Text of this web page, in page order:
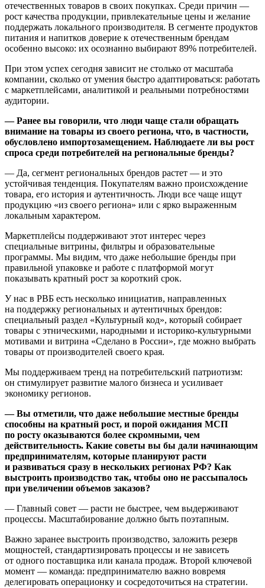
отечественных товаров в своих покупках. Среди причин —
рост качества продукции, привлекательные цены и желание
поддержать локального производителя. В сегменте продуктов
питания и напитков доверие к отечественным брендам
особенно высоко: их осознанно выбирают 89% потребителей.
При этом успех сегодня зависит не столько от масштаба
компании, сколько от умения быстро адаптироваться: работать
с маркетплейсами, аналитикой и реальными потребностями
аудитории.
— Ранее вы говорили, что люди чаще стали обращать
внимание на товары из своего региона, что, в частности,
обусловлено импортозамещением. Наблюдаете ли вы рост
спроса среди потребителей на региональные бренды?
— Да, сегмент региональных брендов растет — и это
устойчивая тенденция. Покупателям важно происхождение
товара, его история и аутентичность. Люди все чаще ищут
продукцию «из своего региона» или с ярко выраженным
локальным характером.
Маркетплейсы поддерживают этот интерес через
специальные витрины, фильтры и образовательные
программы. Мы видим, что даже небольшие бренды при
правильной упаковке и работе с платформой могут
показывать кратный рост за короткий срок.
У нас в РВБ есть несколько инициатив, направленных
на поддержку региональных и аутентичных брендов:
специальный раздел «Культурный код», который собирает
товары с этническими, народными и историко-культурными
мотивами и витрина «Сделано в России», где можно выбрать
товары от производителей своего края.
Мы поддерживаем тренд на потребительский патриотизм:
он стимулирует развитие малого бизнеса и усиливает
экономику регионов.
— Вы отметили, что даже небольшие местные бренды
способны на кратный рост, и порой ожидания МСП
по росту оказываются более скромными, чем
действительность. Какие советы вы бы дали начинающим
предпринимателям, которые планируют расти
и развиваться сразу в нескольких регионах РФ? Как
выстроить производство так, чтобы оно не рассыпалось
при увеличении объемов заказов?
— Главный совет — расти не быстрее, чем выдерживают
процессы. Масштабирование должно быть поэтапным.
Важно заранее выстроить производство, заложить резерв
мощностей, стандартизировать процессы и не зависеть
от одного поставщика или канала продаж. Второй ключевой
момент — команда: предпринимателю важно вовремя
делегировать операционку и сосредоточиться на стратегии.